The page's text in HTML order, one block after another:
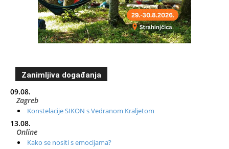
Zanimljiva događanja
09.08.
Zagreb
Konstelacije SIKON s Vedranom Kraljetom
13.08.
Online
Kako se nositi s emocijama?